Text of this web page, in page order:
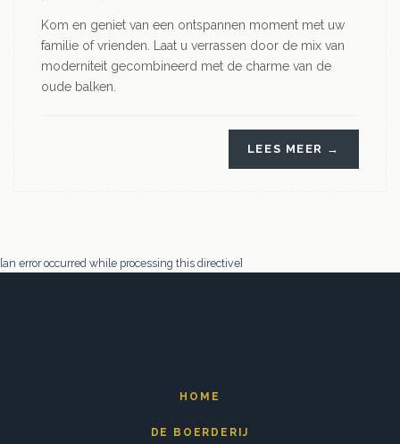
Kom en geniet van een ontspannen moment met uw
familie of vrienden. Laat u verrassen door de mix van
moderniteit gecombineerd met de charme van de
oude balken.
LEES MEER →
[an error occurred while processing this directive]
HOME
DE BOERDERIJ